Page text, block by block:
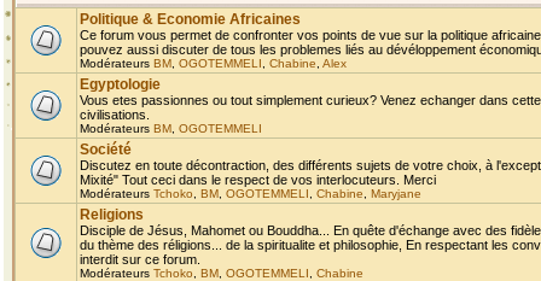
Politique & Economie Africaines
Ce forum vous permet de confronter vos points de vue sur la politique
pouvez aussi discuter de tous les problemes liés au dévéloppement
Modérateurs BM OGOTEMMELI Chabine Alex
Egyptologie
Vous etes passionnes ou tout simplement curieux? Venez echanger dans
civilisations.
Modérateurs BM OGOTEMMELI
Société
Discutez en toute décontraction, des différents sujets de votre choix, à
Mixité" Tout ceci dans le respect de vos interlocuteurs. Merci
Modérateurs Tchoko BM OGOTEMMELI Chabine Maryjane
Religions
Disciple de Jésus, Mahomet ou Bouddha... En quête d'échange avec des
du thème des réligions... de la spiritualite et philosophie, En respectant les
interdit sur ce forum.
Modérateurs Tchoko BM OGOTEMMELI Chabine